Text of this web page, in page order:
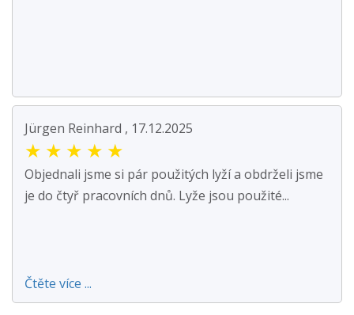
Jürgen Reinhard , 17.12.2025
★ ★ ★ ★ ★
Objednali jsme si pár použitých lyží a obdrželi jsme
je do čtyř pracovních dnů. Lyže jsou použité...
Čtěte více ...